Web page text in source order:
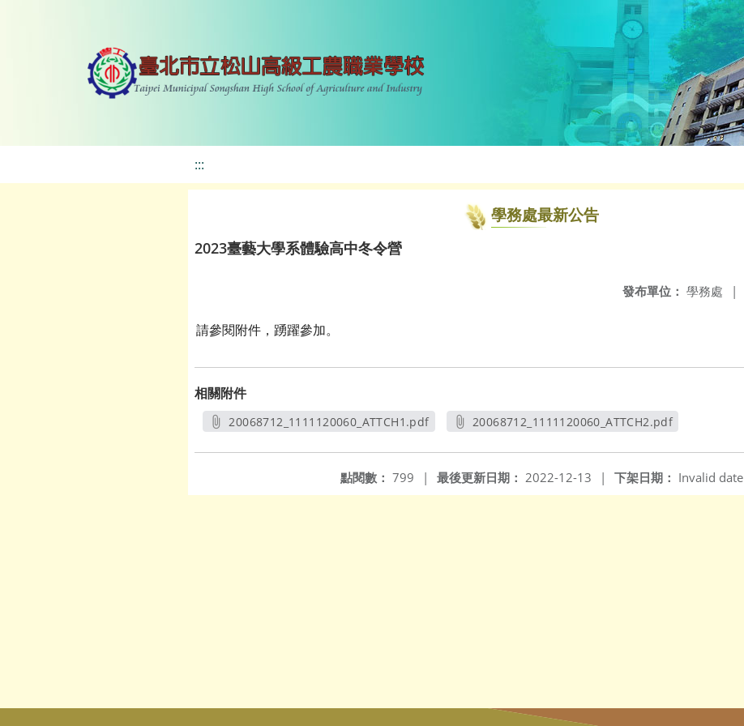
:::
學務處最新公告
2023臺藝大學系體驗高中冬令營
發布單位： 學務處 |
請參閱附件，踴躍參加。
相關附件
20068712_1111120060_ATTCH1.pdf
20068712_1111120060_ATTCH2.pdf
下架日期： Invalid date
最後更新日期： 2022-12-13 |
點閱數： 799 |